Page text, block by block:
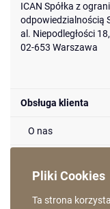
Pliki Cookies
Ta strona
ICAN Spółka z
odpowiedzialnością
al. Niepodległości 18,
02-653 Warszawa
Obsługa klienta
O nas